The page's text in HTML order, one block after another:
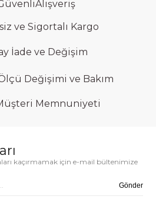
Alışveriş
ve Sigortalı Kargo
İade ve Değişim
Değişimi ve Bakım
Memnuniyeti
kaçırmamak için e-mail bültenimize
Gönder